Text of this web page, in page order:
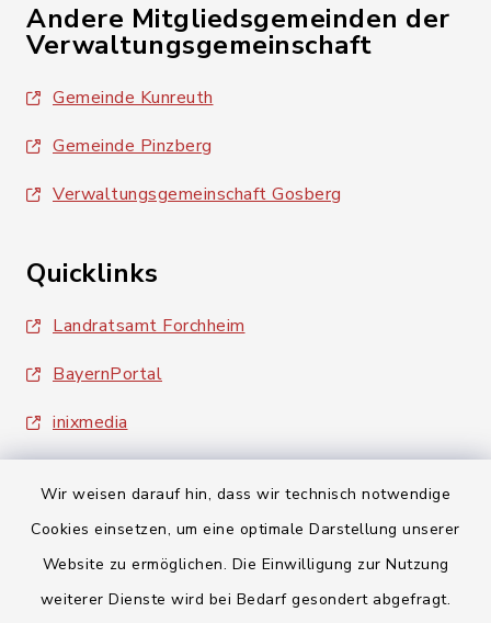
Wir weisen darauf hin, dass wir technisch notwendige
Cookies einsetzen, um eine optimale Darstellung unserer
Website zu ermöglichen. Die Einwilligung zur Nutzung
weiterer Dienste wird bei Bedarf gesondert abgefragt.
Andere Mitgliedsgemeinden der
Verwaltungsgemeinschaft
Gemeinde Kunreuth
Gemeinde Pinzberg
Verwaltungsgemeinschaft Gosberg
Quicklinks
Landratsamt Forchheim
BayernPortal
inixmedia